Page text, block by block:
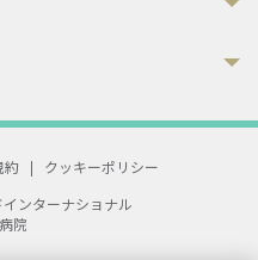
約 |
クッキーポリシー
ンターナショナル
院